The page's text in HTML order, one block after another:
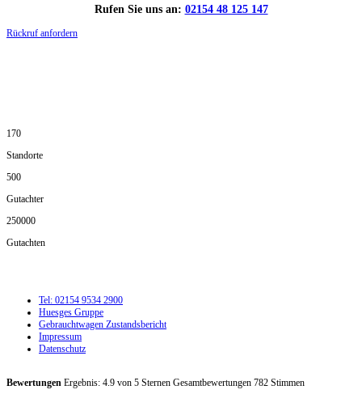
Rufen Sie uns an: 02154 48 125 147
Rückruf anfordern
170
Standorte
500
Gutachter
250000
Gutachten
Tel: 02154 9534 2900
Huesges Gruppe
Gebrauchtwagen Zustandsbericht
Impressum
Datenschutz
Bewertungen Ergebnis: 4.9 von 5 Sternen Gesamtbewertungen 782 Stimmen